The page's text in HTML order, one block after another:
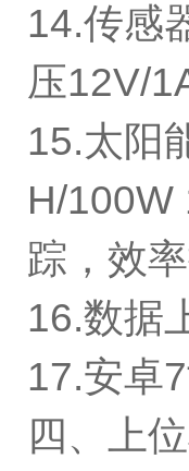
14.传感
压12V/
15.太阳
H/100W
踪，效
16.数据
17.安卓
四、上